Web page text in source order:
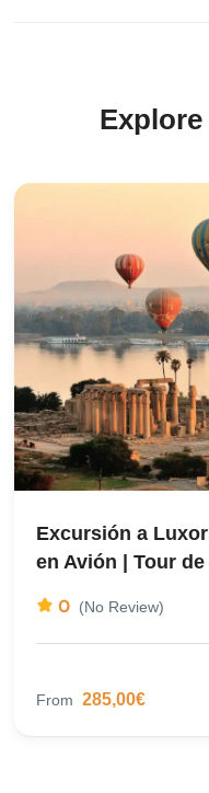
Excursión a
en Avión | Tour
0 (No Review)
From 285,00€